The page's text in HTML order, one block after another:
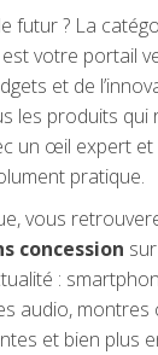
futur ? La
votre portail
et de
les produits qui
un œil expert
pratique.
vous
concession
:
audio, montres
et bien plus